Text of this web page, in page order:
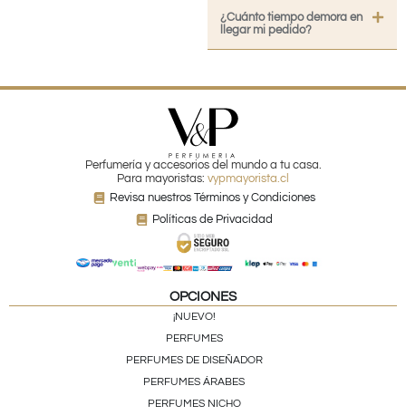
¿Cuánto tiempo demora en
llegar mi pedido?
Perfumería y accesorios del mundo a tu casa.
Para mayoristas: vypmayorista.cl
Revisa nuestros Términos y Condiciones
Políticas de Privacidad
OPCIONES
¡NUEVO!
PERFUMES
PERFUMES DE DISEÑADOR
PERFUMES ÁRABES
PERFUMES NICHO